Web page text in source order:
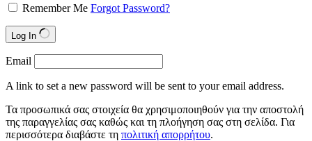
Remember Me Forgot Password?
Log In
Email
A link to set a new password will be sent to your email address.
Τα προσωπικά σας στοιχεία θα χρησιμοποιηθούν για την αποστολή
της παραγγελίας σας καθώς και τη πλοήγηση σας στη σελίδα. Για
περισσότερα διαβάστε τη πολιτική απορρήτου.